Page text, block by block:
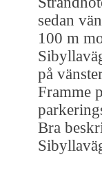
sedan
100 m
på
Framme
Bra